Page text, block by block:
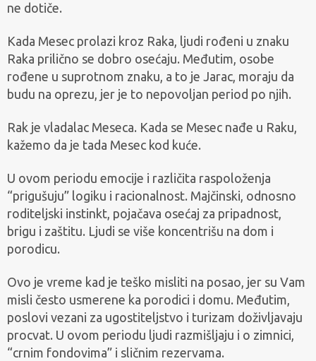
ne dotiče.
Kada Mesec prolazi kroz Raka, ljudi rođeni u znaku
Raka prilično se dobro osećaju. Međutim, osobe
rođene u suprotnom znaku, a to je Jarac, moraju da
budu na oprezu, jer je to nepovoljan period po njih.
Rak je vladalac Meseca. Kada se Mesec nađe u Raku,
kažemo da je tada Mesec kod kuće.
U ovom periodu emocije i različita raspoloženja
“prigušuju” logiku i racionalnost. Majčinski, odnosno
roditeljski instinkt, pojačava osećaj za pripadnost,
brigu i zaštitu. Ljudi se više koncentrišu na dom i
porodicu.
Ovo je vreme kad je teško misliti na posao, jer su Vam
misli često usmerene ka porodici i domu. Međutim,
poslovi vezani za ugostiteljstvo i turizam doživljavaju
procvat. U ovom periodu ljudi razmišljaju i o zimnici,
“crnim fondovima” i sličnim rezervama.